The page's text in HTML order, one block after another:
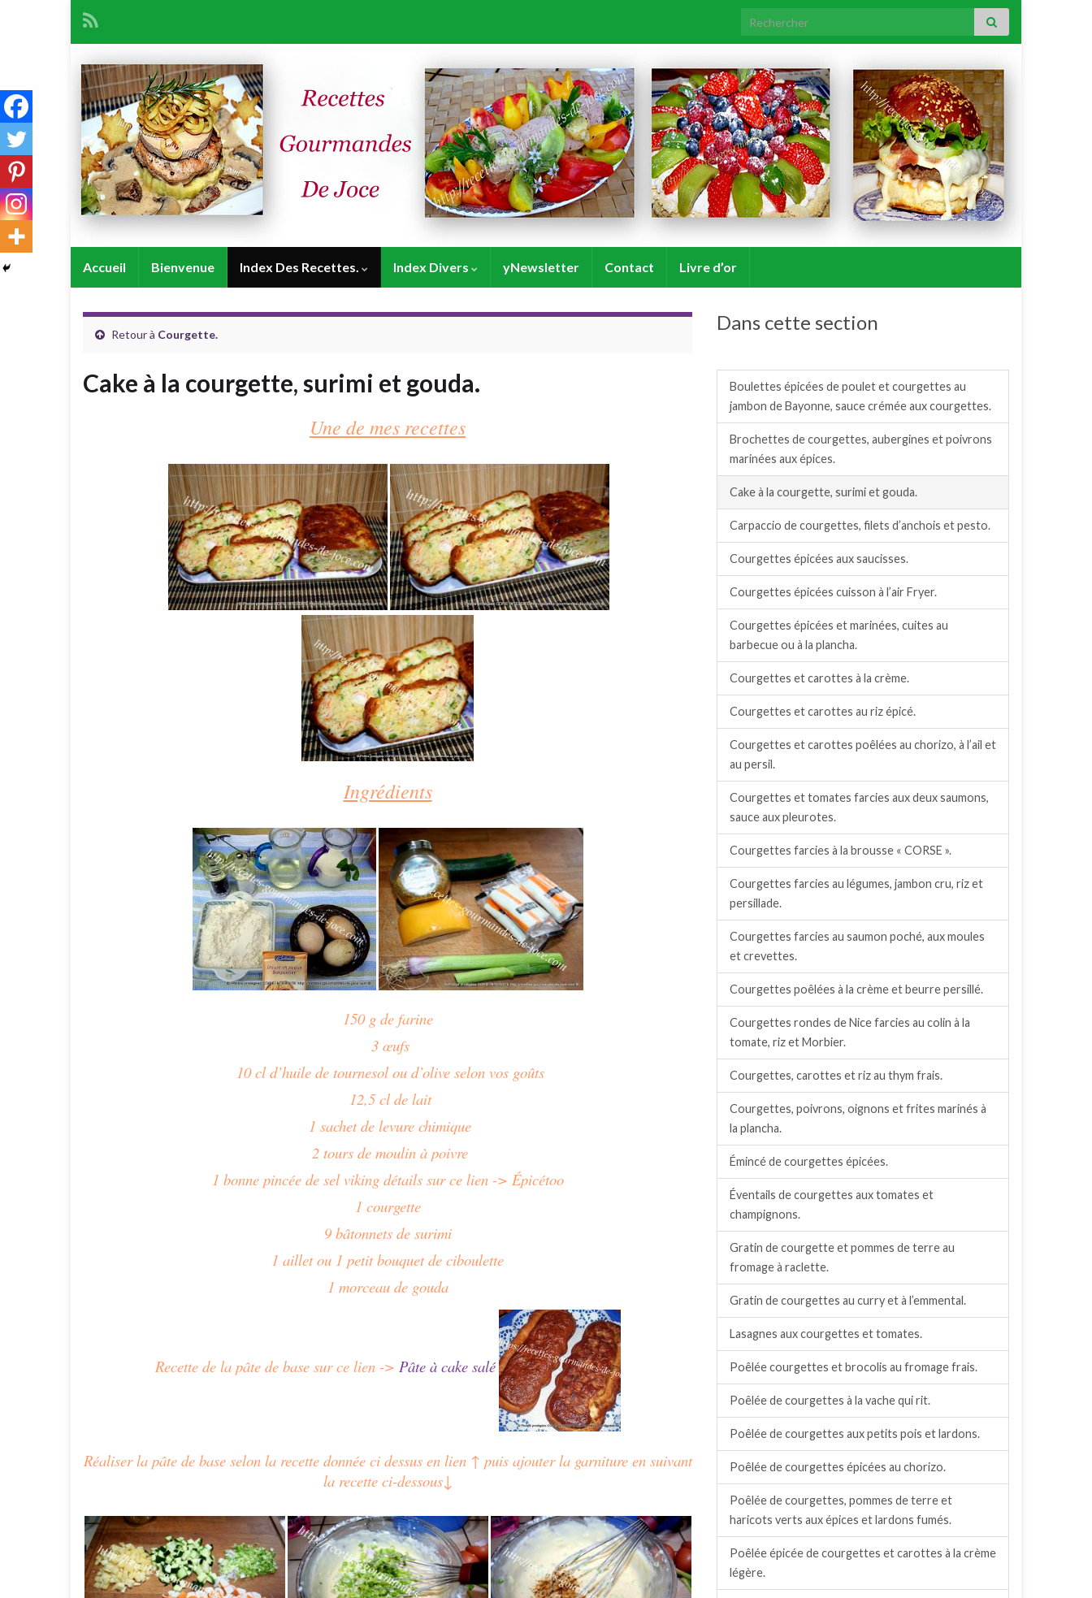
Search for:
Accueil Bienvenue Index Des Recettes. Index Divers yNewsletter Contact Livre d’or
Retour à Courgette.
Cake à la courgette, surimi et gouda.
Une de mes recettes
Ingrédients
150 g de farine
3 œufs
10 cl d’huile de tournesol ou d’olive selon vos goûts
12,5 cl de lait
1 sachet de levure chimique
2 tours de moulin à poivre
1 bonne pincée de sel viking détails sur ce lien -> Épicétoo
1 courgette
9 bâtonnets de surimi
1 aillet ou 1 petit bouquet de ciboulette
1 morceau de gouda
Recette de la pâte de base sur ce lien -> Pâte à cake salé
Réaliser la pâte de base selon la recette donnée ci dessus en lien ↑ puis ajouter la garniture en suivant
la recette ci-dessous↓
Dans cette section
Boulettes épicées de poulet et courgettes au
jambon de Bayonne, sauce crémée aux courgettes.
Brochettes de courgettes, aubergines et poivrons
marinées aux épices.
Cake à la courgette, surimi et gouda.
Carpaccio de courgettes, filets d’anchois et pesto.
Courgettes épicées aux saucisses.
Courgettes épicées cuisson à l’air Fryer.
Courgettes épicées et marinées, cuites au
barbecue ou à la plancha.
Courgettes et carottes à la crème.
Courgettes et carottes au riz épicé.
Courgettes et carottes poêlées au chorizo, à l’ail et
au persil.
Courgettes et tomates farcies aux deux saumons,
sauce aux pleurotes.
Courgettes farcies à la brousse « CORSE ».
Courgettes farcies au légumes, jambon cru, riz et
persillade.
Courgettes farcies au saumon poché, aux moules
et crevettes.
Courgettes poêlées à la crème et beurre persillé.
Courgettes rondes de Nice farcies au colin à la
tomate, riz et Morbier.
Courgettes, carottes et riz au thym frais.
Courgettes, poivrons, oignons et frites marinés à
la plancha.
Émincé de courgettes épicées.
Éventails de courgettes aux tomates et
champignons.
Gratin de courgette et pommes de terre au
fromage à raclette.
Gratin de courgettes au curry et à l’emmental.
Lasagnes aux courgettes et tomates.
Poêlée courgettes et brocolis au fromage frais.
Poêlée de courgettes à la vache qui rit.
Poêlée de courgettes aux petits pois et lardons.
Poêlée de courgettes épicées au chorizo.
Poêlée de courgettes, pommes de terre et
haricots verts aux épices et lardons fumés.
Poêlée épicée de courgettes et carottes à la crème
légère.